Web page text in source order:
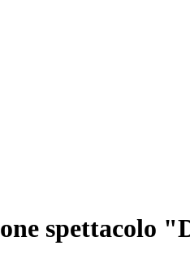
spettacolo